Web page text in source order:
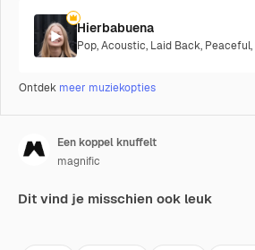
Hierbabuena
Pop,Acoustic, Laid Back, Peaceful,
Ontdek meer muziekopties
Een koppel knuffelt
magnific
Dit vind je misschien ook leuk